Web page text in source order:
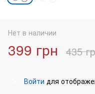
Нет в наличии
399 грн 435
Войти для